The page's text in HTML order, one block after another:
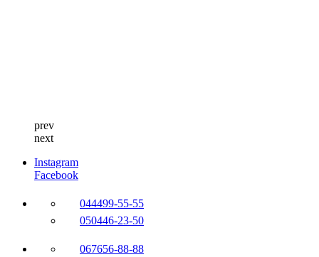
prev
next
Instagram
Facebook
044499-55-55
050446-23-50
067656-88-88